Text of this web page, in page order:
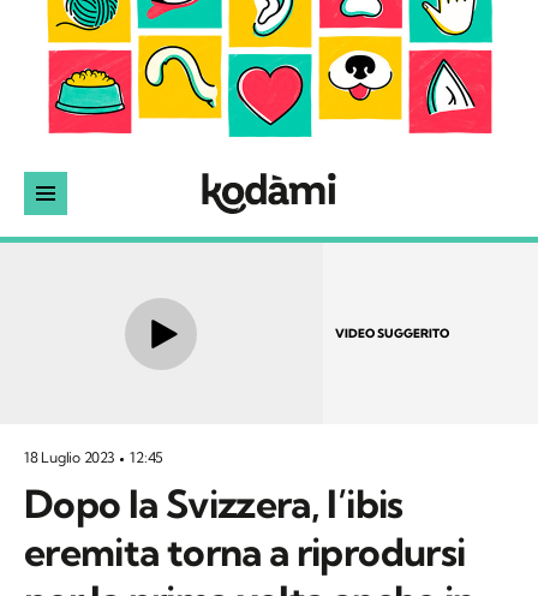
VIDEO SUGGERITO
18 Luglio 2023 12:45
Dopo la Svizzera, l’ibis
eremita torna a riprodursi